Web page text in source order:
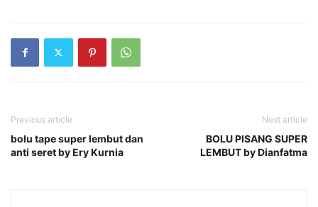
Previous article
bolu tape super lembut dan
anti seret by Ery Kurnia
Next article
BOLU PISANG SUPER
LEMBUT by Dianfatma